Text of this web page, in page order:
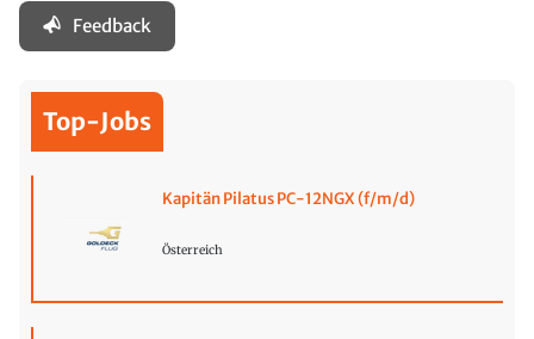
Feedback
Top-Jobs
Kapitän Pilatus PC-12NGX (f/m/d)
Österreich